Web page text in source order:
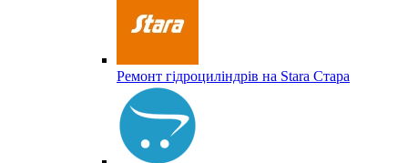
Ремонт гідроциліндрів на Stara Стара